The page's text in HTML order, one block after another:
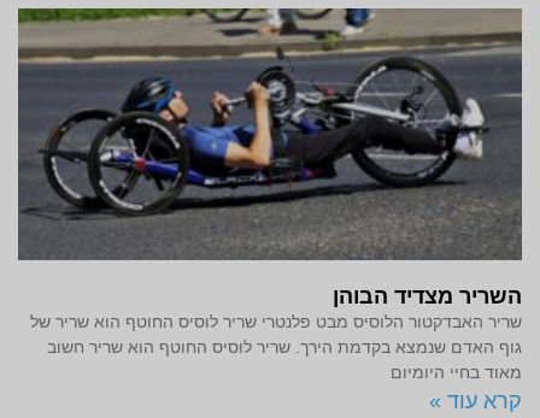
השריר מצדיד הבוהן
שריר האבדקטור הלוסיס מבט פלנטרי שריר לוסיס החוטף הוא שריר של
גוף האדם שנמצא בקדמת הירך. שריר לוסיס החוטף הוא שריר חשוב
מאוד בחיי היומיום
קרא עוד »